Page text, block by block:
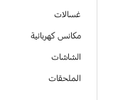
غسالات
مكانس كهربائية
الشاشات
الملحقات